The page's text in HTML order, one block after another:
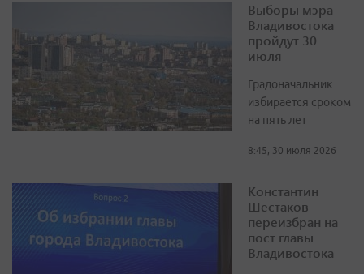
Выборы мэра
Владивостока
пройдут 30
июля
Градоначальник
избирается сроком
на пять лет
8:45, 30 июля 2026
Константин
Шестаков
переизбран на
пост главы
Владивостока